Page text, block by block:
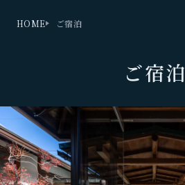
ご宿泊
HOME ご宿泊